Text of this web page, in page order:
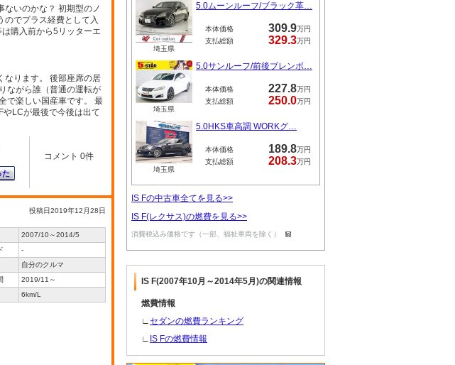
いのかな？ 初期型のノ
のでプラス経費として入
購入前から5リッターエ
なります。 後部座席の居
ながら誰（普通の運転が
で楽しい国産車です。 最
LCが最後で今後は出て
た
コメント 0件
投稿日2019年12月28日
2007/10～2014/5
-
自分のクルマ
2019/11～
6km/L
5.0ムーンルーフ/ブラック革…
本体価格 309.9万円
支払総額
329.3万円
埼玉県
5.0サンルーフ/前後ブレンボ…
本体価格 227.8万円
支払総額
250.0万円
埼玉県
5.0HKS車高調 WORKグ…
本体価格 189.8万円
支払総額
208.3万円
埼玉県
IS Fの中古車全てを見る>>
IS F(レクサス)の燃費を見る>>
消費税込み価格です（一部、福祉車両を除く）
IS F(2007年10月～2014年5月)の関連情報
燃費情報
∟セダンの燃費ランキング
∟ IS Fの燃費情報